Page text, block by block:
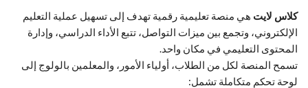
كلاس لايت هي منصة تعليمية رقمية تهدف إلى تسهيل عملية التعليم
الإلكتروني، وتجمع بين ميزات التواصل، تتبع الأداء الدراسي، وإدارة
المحتوى التعليمي في مكان واحد.
تسمح المنصة لكل من الطلاب، أولياء الأمور، والمعلمين بالولوج إلى
لوحة تحكم متكاملة تشمل: